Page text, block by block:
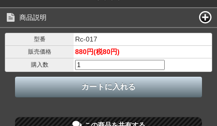
商品説明
型番 Rc-017
販売価格 880円(税80円)
購入数